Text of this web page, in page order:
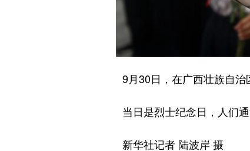
9月30日，在广西壮族自治
当日是烈士纪念日，人们通
新华社记者 陆波岸 摄